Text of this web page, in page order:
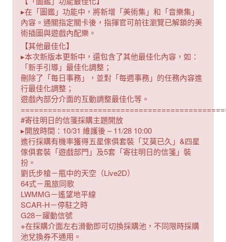
▸在「圖鑑」功能中，將新增「美術集」和「音樂集」
內容。通關指定關卡後，指揮官可前往瀏覽已解鎖的美
術插圖與遊戲內配樂。
【其他最佳化】
▸本次新版本更新中，還包含了其他最佳化內容，如：
「新手引導」最佳化調整；
刪除了「每日事務」，並對「每週事務」的任務內容進
行最佳化調整；
遊戲內部分介面的互動調整最佳化等。
#寄往明日的信箋採購主題開放
▸開放時間：10/31 維護後 – 11/28 10:00
進行採購有機率獲得五星傢俱套裝「艾莫已久」&四星
傢俱套裝「遊戲部門」及5套「寄往明日的信箋」裝
扮。
劉氏步槍－瓶中的天空（Live2D）
64式－風旅同歌
LWMMG－遙望地平線
SCAR-H－停駐之時
G28－躍動信號
※在採購介面左右滑動即可切換採購池，不同限時採購
池兌換券不通用。